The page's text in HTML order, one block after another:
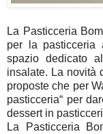
La Pasticceria
per la
spazio dedicato
insalate. La novità
proposte che per
pasticceria“ per
dessert in
La Pasticceria